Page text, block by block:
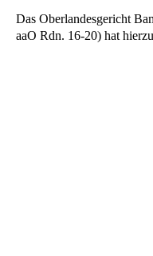
Das Oberlandesgericht
aaO Rdn. 16-20) hat